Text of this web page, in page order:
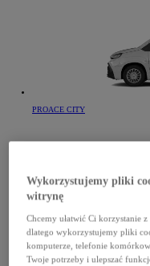
PROACE CITY
PROACE CITY Verso Electric
Wykorzystujemy pliki
witrynę
Chcemy ułatwić Ci korzystanie
dlatego wykorzystujemy pliki
komputerze, telefonie
Twoje potrzeby i ulepszać